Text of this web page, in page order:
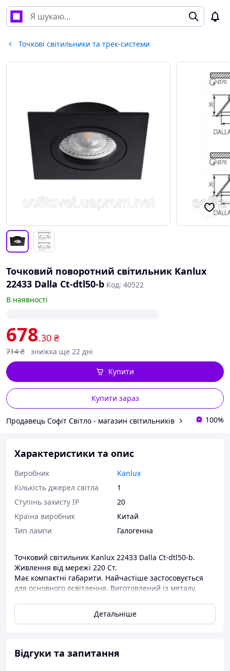
Точкові світильники та трек-системи
Точковий поворотний світильник Kanlux
22433 Dalla Ct-dtl50-b Код: 40522
В наявності
678.30 ₴
714 ₴ знижка ще 22 дні
Купити зараз
Купити
Продавець Софіт Світло - магазин світильників 100%
Характеристики та опис
Виробник
Kanlux
Кількість джерел світла
1
Ступінь захисту IP
20
Країна виробник
Китай
Тип лампи
Галогенна
Точковий світильник Kanlux 22433 Dalla Ct-dtl50-b.
Живлення від мережі 220 Ст.
Має компактні габарити. Найчастіше застосовується
для основного освітлення. Виготовлений із металу.
для освітлення торгових площ, так і для офісів та
Детальніше
Відгуки та запитання